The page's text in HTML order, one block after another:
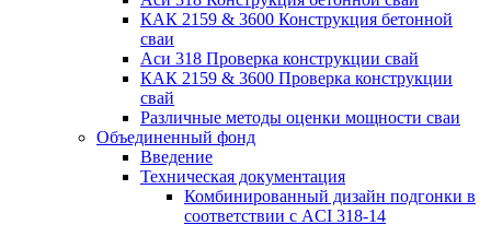
КАК 2159 & 3600 Конструкция бетонной
сваи
Аси 318 Проверка конструкции свай
КАК 2159 & 3600 Проверка конструкции
свай
Различные методы оценки мощности сваи
Объединенный фонд
Введение
Техническая документация
Комбинированный дизайн подгонки в
соответствии с ACI 318-14